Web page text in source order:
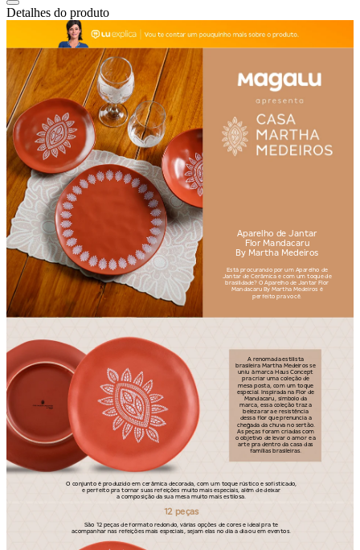
Detalhes do produto